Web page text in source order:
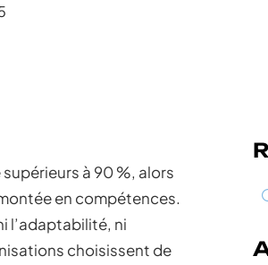
à 90 %, alors
en compétences.
l’adaptabilité, ni
choisissent de